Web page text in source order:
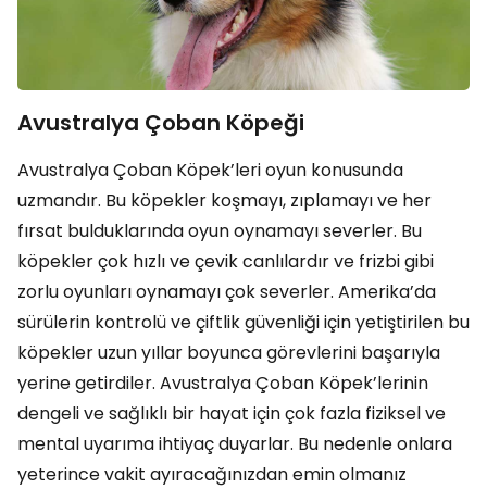
Avustralya Çoban Köpeği
Avustralya Çoban Köpek’leri oyun konusunda
uzmandır. Bu köpekler koşmayı, zıplamayı ve her
fırsat bulduklarında oyun oynamayı severler. Bu
köpekler çok hızlı ve çevik canlılardır ve frizbi gibi
zorlu oyunları oynamayı çok severler. Amerika’da
sürülerin kontrolü ve çiftlik güvenliği için yetiştirilen bu
köpekler uzun yıllar boyunca görevlerini başarıyla
yerine getirdiler. Avustralya Çoban Köpek’lerinin
dengeli ve sağlıklı bir hayat için çok fazla fiziksel ve
mental uyarıma ihtiyaç duyarlar. Bu nedenle onlara
yeterince vakit ayıracağınızdan emin olmanız